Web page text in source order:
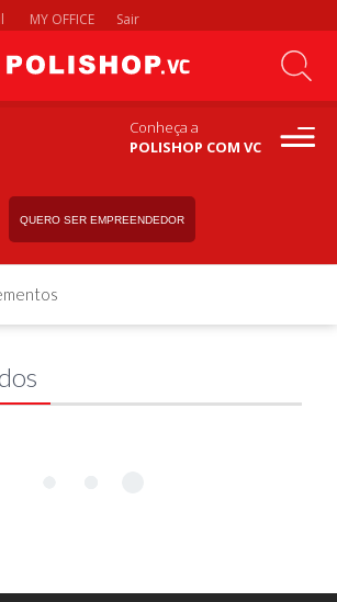
MY OFFICE Sair
Conheça a
POLISHOP COM VC
QUERO SER EMPREENDEDOR